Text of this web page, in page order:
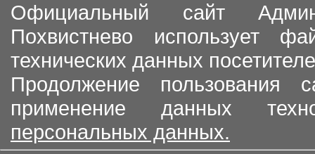
Официальный сайт
Похвистнево использует
технических данных
Продолжение пользования
применение данных
персональных данных.